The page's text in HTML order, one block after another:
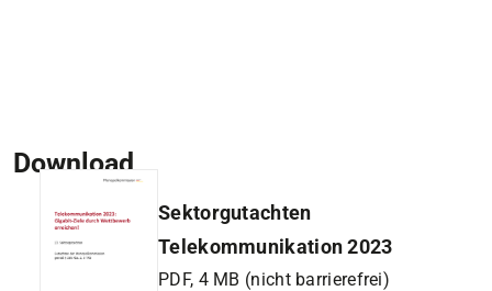
Download
Sektorgutachten
Telekommunikation 2023
PDF, 4 MB (nicht barrierefrei)